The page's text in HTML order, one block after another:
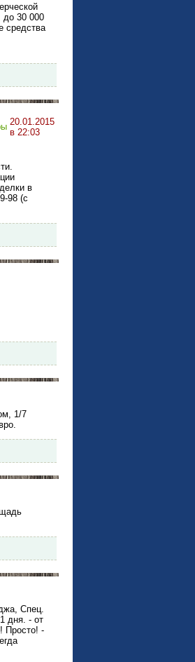
30 000
средства
20.01.2015
в 22:03
в
98 (с
1/7
Спец.
дня. - от
Просто! -